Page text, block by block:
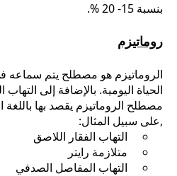
بنسبة 15- 20 %.
روماتيزم
الروماتيزم هو مصطلح يتم سماعه
الحياة اليومية. بالإضافة إلى
مصطلح الروماتيزم يقصد بها
,على سبيل المثال:
التهاب الفقار اللاصق
متلازمة رايتر
التهاب المفاصل الصدفي